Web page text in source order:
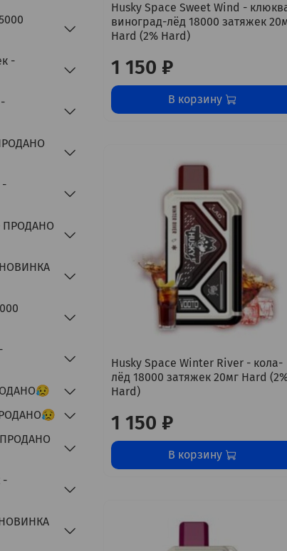
Husky Space Sweet Wind -
виноград-лёд 18000 затяжек
Hard (2% Hard)
1 150 ₽
В корзину
Husky Space Winter River - кола-
лёд 18000 затяжек 20мг Hard
Hard)
1 150 ₽
В корзину
-
-
ПРОДАНО
НОВИНКА
ПРОДАНО
-
НОВИНКА